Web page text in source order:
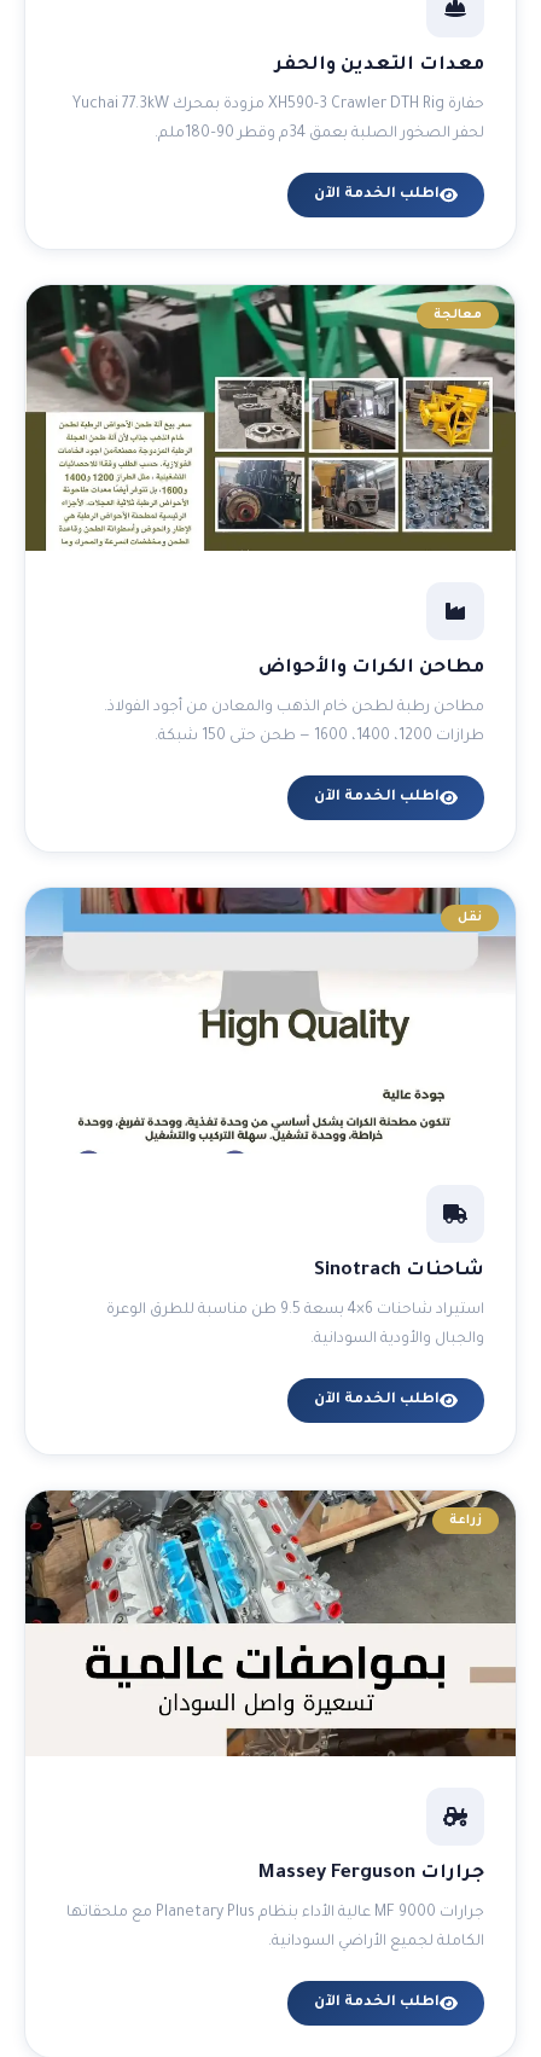
معدات التعدين والحفر
حفارة XH590-3 Crawler DTH Rig مزودة بمحرك Yuchai 77.3kW
لحفر الصخور الصلبة بعمق 34م وقطر 90–180ملم.
اطلب الخدمة الآن
معالجة
مطاحن الكرات والأحواض
مطاحن رطبة لطحن خام الذهب والمعادن من أجود الفولاذ.
طرازات 1200، 1400، 1600 — طحن حتى 150 شبكة.
اطلب الخدمة الآن
نقل
شاحنات Sinotrach
استيراد شاحنات 6×4 بسعة 9.5 طن مناسبة للطرق الوعرة
والجبال والأودية السودانية.
اطلب الخدمة الآن
زراعة
جرارات Massey Ferguson
جرارات MF 9000 عالية الأداء بنظام Planetary Plus مع ملحقاتها
الكاملة لجميع الأراضي السودانية.
اطلب الخدمة الآن